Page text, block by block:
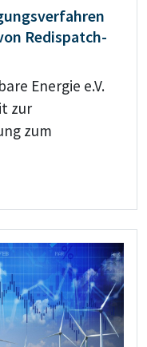
Redispatch-
Energie e.V.
zur
zum